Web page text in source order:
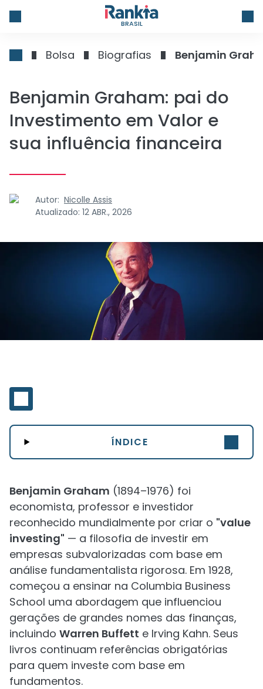
BRASIL
Bolsa Biografias
Benjamin Graham: pai do
Investimento em Valor e
sua influência financeira
Autor: Nicolle Assis
Atualizado: 12 ABR., 2026
ÍNDICE
Benjamin Graham (1894–1976) foi
economista, professor e investidor
reconhecido mundialmente por criar o "value
investing" — a filosofia de investir em
empresas subvalorizadas com base em
análise fundamentalista rigorosa. Em 1928,
começou a ensinar na Columbia Business
School uma abordagem que influenciou
gerações de grandes nomes das finanças,
incluindo Warren Buffett e Irving Kahn. Seus
livros continuam referências obrigatórias
para quem investe com base em
fundamentos.